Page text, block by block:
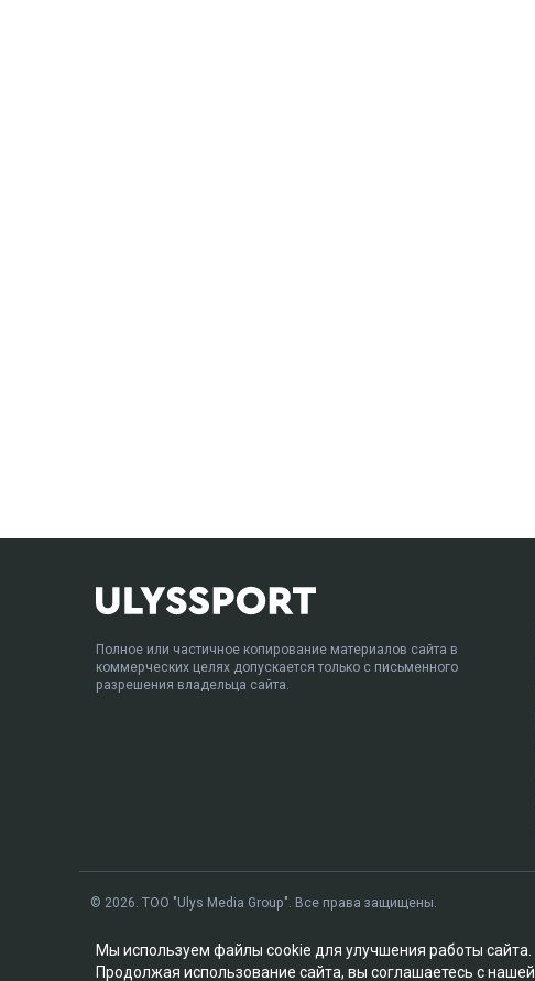
Полное или частичное копирование материалов сайта в
коммерческих целях допускается только с письменного
разрешения владельца сайта.
© 2026. ТОО "Ulys Media Group". Все права защищены.
Мы используем файлы cookie для улучшения работы сайта.
Продолжая использование сайта, вы соглашаетесь с нашей